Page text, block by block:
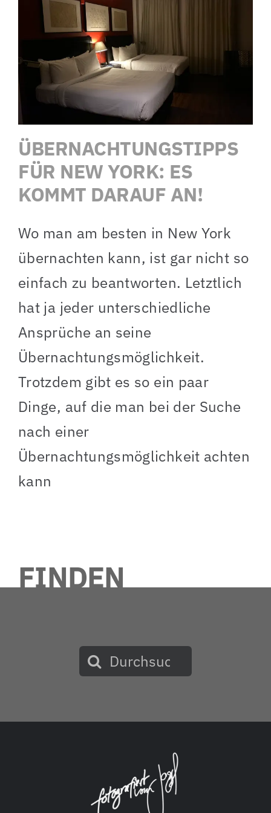
ÜBERNACHTUNGSTIPPS
FÜR NEW YORK: ES
KOMMT DARAUF AN!
Wo man am besten in New York
übernachten kann, ist gar nicht so
einfach zu beantworten. Letztlich
hat ja jeder unterschiedliche
Ansprüche an seine
Übernachtungsmöglichkeit.
Trotzdem gibt es so ein paar
Dinge, auf die man bei der Suche
nach einer
Übernachtungsmöglichkeit achten
kann
FINDEN
Suche
nach: